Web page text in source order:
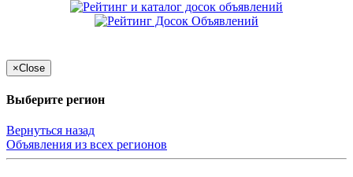
×Close
Выберите регион
Вернуться назад
Объявления из всех регионов